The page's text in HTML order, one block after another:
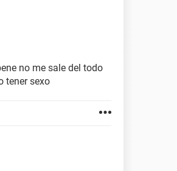
no me sale del todo
tener sexo